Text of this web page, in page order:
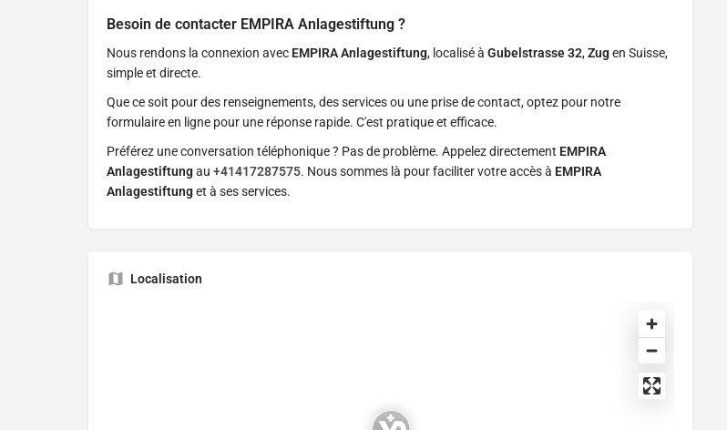
Besoin de contacter EMPIRA Anlagestiftung ?
Nous rendons la connexion avec EMPIRA Anlagestiftung, localisé à Gubelstrasse 32,Zugen Suisse,
simple et directe.
Que ce soit pour des renseignements, des services ou une prise de contact, optez pour notre
formulaire en ligne pour une réponse rapide. C'est pratique et efficace.
Préférez une conversation téléphonique ? Pas de problème. Appelez directement EMPIRA
Anlagestiftungau +41417287575. Nous sommes là pour faciliter votre accès à EMPIRA
Anlagestiftunget à ses services.
Localisation